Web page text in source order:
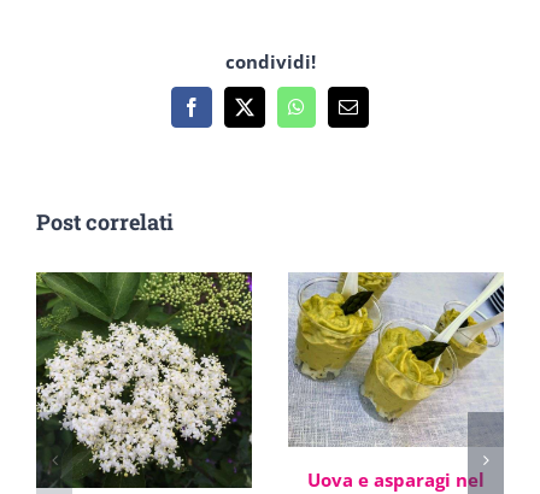
condividi!
Facebook
X WhatsApp
Email
Post correlati
Uova e asparagi nel